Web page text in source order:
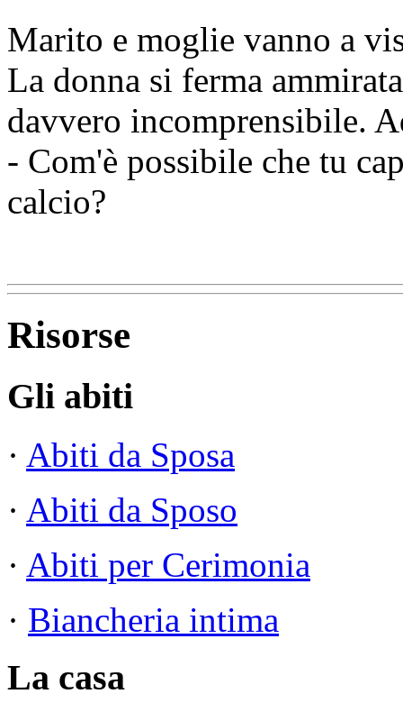
Marito e moglie vanno a
La donna si ferma
davvero incomprensibile.
- Com'è possibile che tu
calcio?
Risorse
Gli abiti
· Abiti da Sposa
· Abiti da Sposo
· Abiti per Cerimonia
· Biancheria intima
La casa